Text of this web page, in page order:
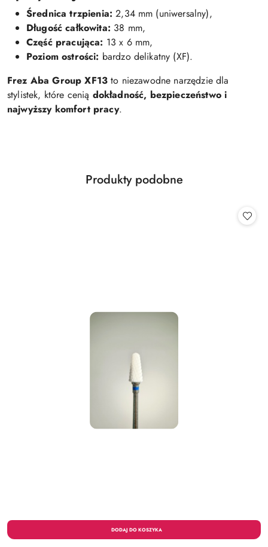
Średnica trzpienia: 2,34 mm (uniwersalny),
Długość całkowita: 38 mm,
Część pracująca: 13 x 6 mm,
Poziom ostrości: bardzo delikatny (XF).
Frez Aba Group XF13 to niezawodne narzędzie dla
stylistek, które cenią dokładność, bezpieczeństwo i
najwyższy komfort pracy.
Pomiń karuzelę produktów
Produkty
Produkty podobne